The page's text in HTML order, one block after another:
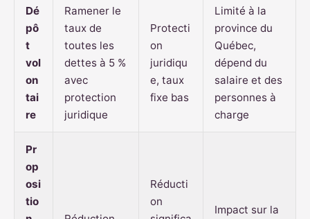
Dé
pô
t
vol
on
tai
re
Ramener le
taux de
toutes les
dettes à 5 %
avec
protection
juridique
Protecti
on
juridiqu
e, taux
fixe bas
Limité à la
province du
Québec,
dépend du
salaire et des
personnes à
charge
Pr
op
osi
tio
Réducti
on
Impact sur la